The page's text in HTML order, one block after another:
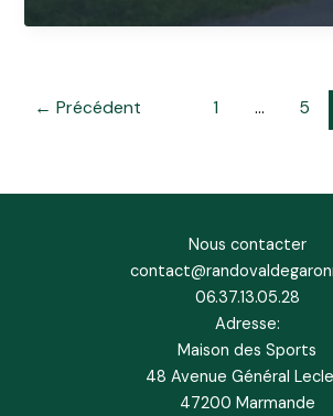
← Précédent 1 … 5
Nous contacter
06.37.13.05.28
Adresse:
Maison des Sports
48 Avenue Général
47200 Marmande